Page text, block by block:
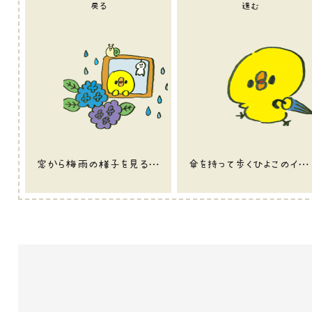
戻る
窓から梅雨の様子を見るひよこのイラスト
進む
傘を持って歩くひよこのイラスト